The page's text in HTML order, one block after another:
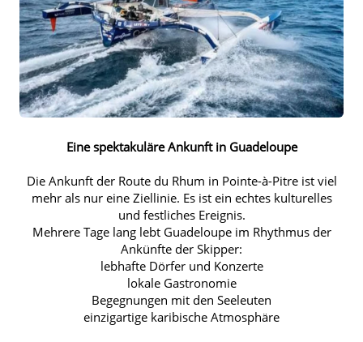
Eine spektakuläre Ankunft in Guadeloupe
Die Ankunft der Route du Rhum in Pointe-à-Pitre ist viel
mehr als nur eine Ziellinie. Es ist ein echtes kulturelles
und festliches Ereignis.
Mehrere Tage lang lebt Guadeloupe im Rhythmus der
Ankünfte der Skipper:
lebhafte Dörfer und Konzerte
lokale Gastronomie
Begegnungen mit den Seeleuten
einzigartige karibische Atmosphäre